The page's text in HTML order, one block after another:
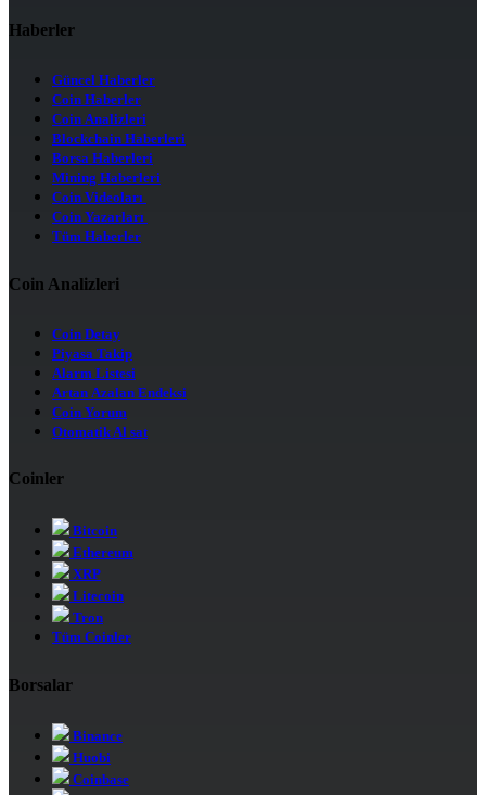
Haberler
Güncel Haberler
Coin Haberler
Coin Analizleri
Blockchain Haberleri
Borsa Haberleri
Mining Haberleri
Coin Videoları
Coin Yazarları
Tüm Haberler
Coin Analizleri
Coin Detay
Piyasa Takip
Alarm Listesi
Artan Azalan Endeksi
Coin Yorum
Otomatik Al sat
Coinler
Bitcoin
Ethereum
XRP
Litecoin
Tron
Tüm Coinler
Borsalar
Binance
Huobi
Coinbase